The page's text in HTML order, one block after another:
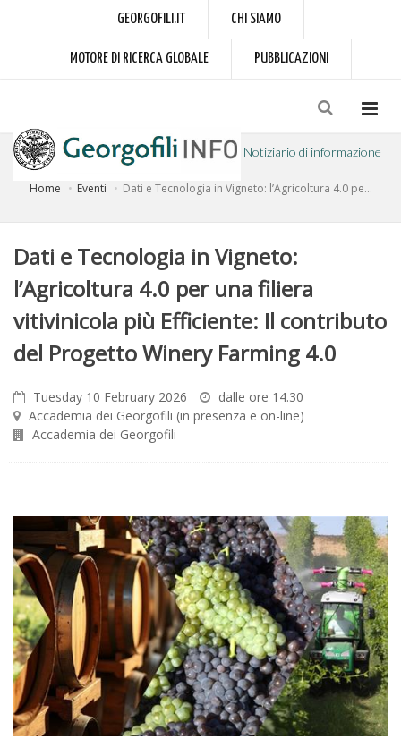
GEORGOFILI.IT CHI SIAMO
MOTORE DI RICERCA GLOBALE PUBBLICAZIONI
Notiziario di informazione
Home Eventi Dati e Tecnologia in Vigneto: l’Agricoltura 4.0 pe...
Dati e Tecnologia in Vigneto:
l’Agricoltura 4.0 per una filiera
vitivinicola più Efficiente: Il contributo
del Progetto Winery Farming 4.0
Tuesday 10 February 2026
dalle ore 14.30
Accademia dei Georgofili (in presenza e on-line)
Accademia dei Georgofili